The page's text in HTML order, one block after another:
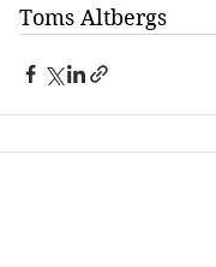
Toms Altbergs